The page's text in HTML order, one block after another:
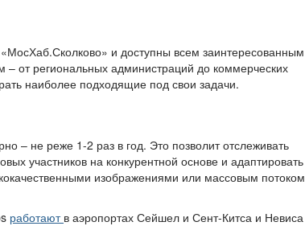
и доступны всем заинтересованным
– от региональных администраций до коммерческих
наиболее подходящие под свои задачи.
– не реже 1-2 раз в год. Это позволит отслеживать
участников на конкурентной основе и адаптировать
изображениями или массовым потоком
работают в аэропортах Сейшел и Сент-Китса и Невиса